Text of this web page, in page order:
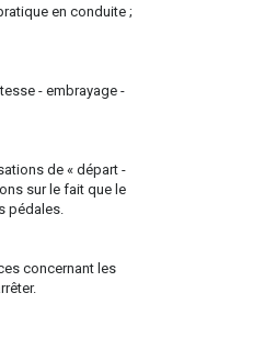
en conduite ;
- embrayage -
de « départ -
sur le fait que le
pédales.
concernant les